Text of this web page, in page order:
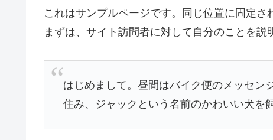
これはサンプルページです。同じ位置に固定
まずは、サイト訪問者に対して自分のことを
はじめまして。昼間はバイク便のメッセン
住み、ジャックという名前のかわいい犬を